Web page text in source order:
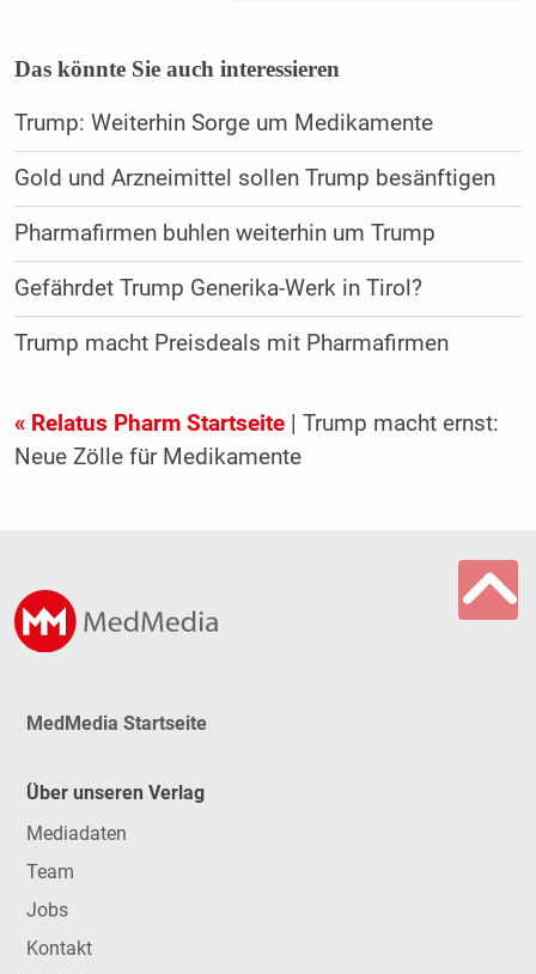
Das könnte Sie auch interessieren
Trump: Weiterhin Sorge um Medikamente
Gold und Arzneimittel sollen Trump besänftigen
Pharmafirmen buhlen weiterhin um Trump
Gefährdet Trump Generika-Werk in Tirol?
Trump macht Preisdeals mit Pharmafirmen
« Relatus Pharm Startseite| Trump macht ernst:
Neue Zölle für Medikamente
MedMedia Startseite
Über unseren Verlag
Mediadaten
Team
Jobs
Kontakt